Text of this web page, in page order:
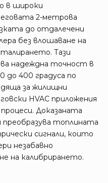
в широки
2-метрова
до отдалечени
без влошаване на
Тази
надеждна точност в
до 400 градуса по
за жилищни
HVAC приложения
Доказаната
топлината
сигнали, които
незабавно
на калибрирането.